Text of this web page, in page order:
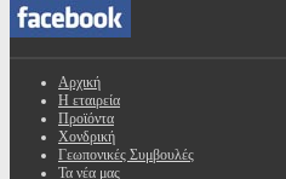
Αρχική
Η εταιρεία
Προϊόντα
Χονδρική
Γεωπονικές Συμβουλές
Τα νέα μας